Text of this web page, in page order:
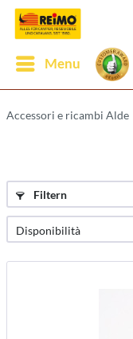
Menu
Accessori e ricambi Alde
Filtern